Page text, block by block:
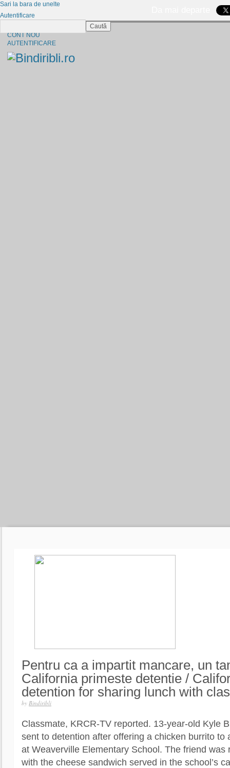
CONT NOU
AUTENTIFICARE
Pentru ca a impartit mancare, un
California primeste detentie /
detention for sharing lunch with
by Bindiribli
Classmate, KRCR-TV reported. 13-year-old Kyle
sent to detention after offering a chicken burrito to
at Weaverville Elementary School. The friend was
with the cheese sandwich served in the school’s
Sari la bara de unelte
Autentificare
Caută